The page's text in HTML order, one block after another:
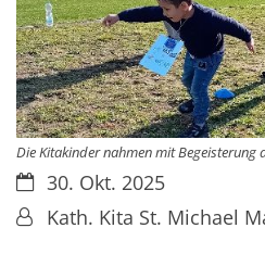
Die Kitakinder nahmen mit Begeisterung
Datum:
30. Okt. 2025
Von:Kath. Kita St. Michael